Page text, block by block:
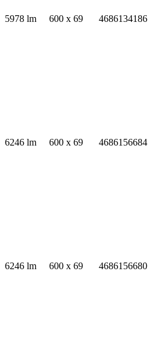
5978 lm 600 x 69 4686134186
6246 lm 600 x 69 4686156684
6246 lm 600 x 69 4686156680